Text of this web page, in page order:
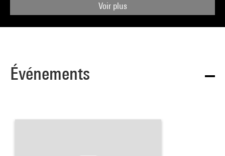
Voir plus
Événements